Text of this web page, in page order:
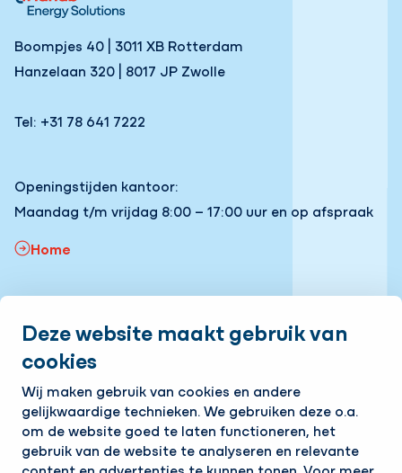
Deze website maakt gebruik van
cookies
Wij maken gebruik van cookies en andere
gelijkwaardige technieken. We gebruiken deze o.a.
om de website goed te laten functioneren, het
gebruik van de website te analyseren en relevante
Boompjes 40 | 3011 XB Rotterdam
Hanzelaan 320 | 8017 JP Zwolle
Tel: +31 78 641 7222
Openingstijden kantoor:
Maandag t/m vrijdag 8:00 – 17:00 uur en op afspraak
Home
Onze vacatures
Volg ons
LinkedInInstagramFacebookYouTube
Op de hoogte blijven van het laatste nieuws?
Ontvang onze nieuwsbrief in je mailbox!